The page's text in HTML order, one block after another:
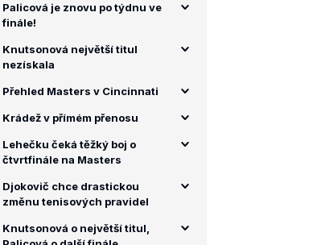
Palicová je znovu po týdnu ve
finále!
Knutsonová největší titul
nezískala
Přehled Masters v Cincinnati
Krádež v přímém přenosu
Lehečku čeká těžký boj o
čtvrtfinále na Masters
Djokovič chce drastickou
změnu tenisových pravidel
Knutsonová o největší titul,